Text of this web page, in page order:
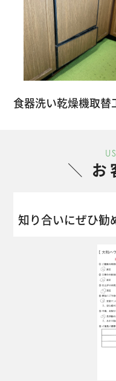
食器洗い乾燥機取替
お
知り合いにぜひ勧